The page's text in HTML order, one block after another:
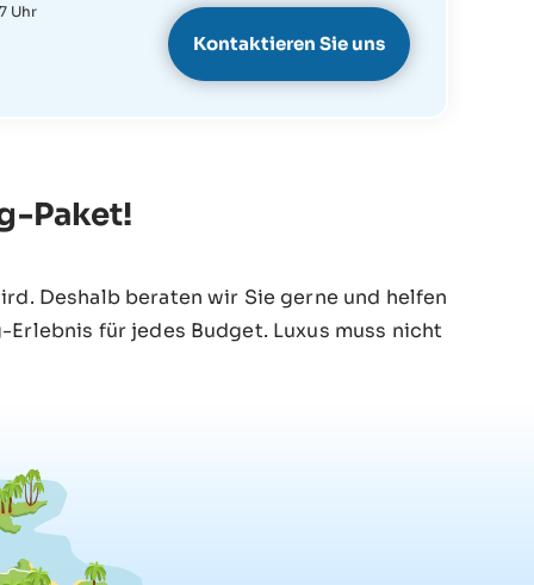
Uhr
Kontaktieren Sie uns
Paket!
Deshalb beraten wir Sie gerne und helfen
für jedes Budget. Luxus muss nicht